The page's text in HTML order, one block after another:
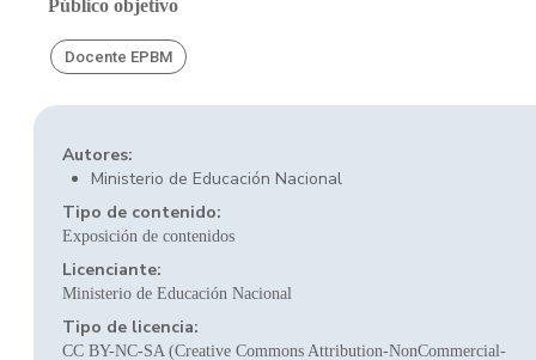
Público objetivo
Docente EPBM
Autores:
Ministerio de Educación Nacional
Tipo de contenido:
Exposición de contenidos
Licenciante:
Ministerio de Educación Nacional
Tipo de licencia:
CC BY-NC-SA (Creative Commons Attribution-NonCommercial-